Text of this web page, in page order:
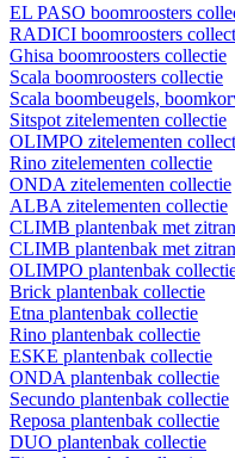
EL PASO boomroosters
RADICI boomroosters
Ghisa boomroosters collectie
Scala boomroosters collectie
Scala boombeugels,
Sitspot zitelementen collectie
OLIMPO zitelementen
Rino zitelementen collectie
ONDA zitelementen collectie
ALBA zitelementen collectie
CLIMB plantenbak met
CLIMB plantenbak met
OLIMPO plantenbak
Brick plantenbak collectie
Etna plantenbak collectie
Rino plantenbak collectie
ESKE plantenbak collectie
ONDA plantenbak collectie
Secundo plantenbak collectie
Reposa plantenbak collectie
DUO plantenbak collectie